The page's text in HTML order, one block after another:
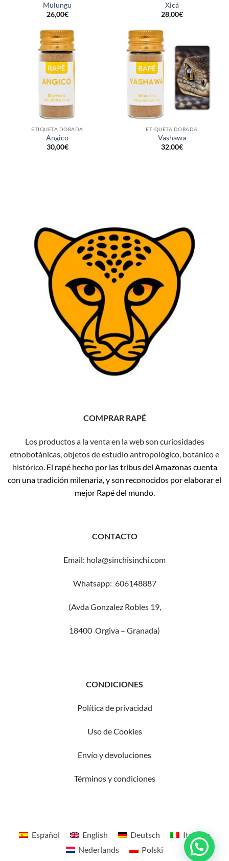
Mulungu
26,00€
Xicá
28,00€
ETIQUETA DORADA
Angico
30,00€
ETIQUETA DORADA
Vashawa
32,00€
COMPRAR RAPÉ
Los productos a la venta en la web son curiosidades
etnobotánicas, objetos de estudio antropológico, botánico e
histórico. El rapé hecho por las tribus del Amazonas cuenta
con una tradición milenaria, y son reconocidos por elaborar el
mejor Rapé del mundo.
CONTACTO
Email: hola@sinchisinchi.com
Whatsapp: 606148887
(Avda Gonzalez Robles 19,
18400 Orgiva – Granada)
CONDICIONES
Política de privacidad
Uso de Cookies
Envío y devoluciones
Términosy condiciones
Español English Deutsch
Italiano
Nederlands
Polski